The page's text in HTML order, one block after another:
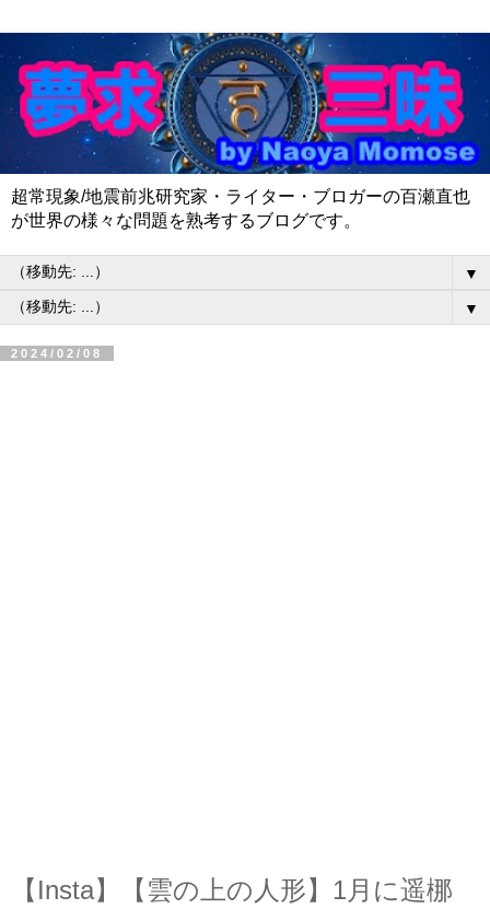
超常現象/地震前兆研究家・ライター・ブロガーの百瀬直也
が世界の様々な問題を熟考するブログです。
▼
▼
2024/02/08
【Insta】【雲の上の人形】1月に遥梛